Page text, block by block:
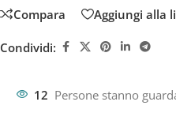
Compara Aggiungi alla
Condividi:
12 Persone stanno